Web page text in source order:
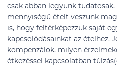
csak abban legyünk
mennyiségű ételt veszünk
is, hogy feltérképezzük saját
kapcsolódásainkat az ételhez.
kompenzálok, milyen
étkezéssel kapcsolatban